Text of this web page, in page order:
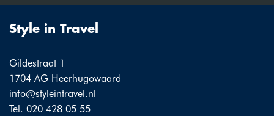
Style in Travel
Gildestraat 1
1704 AG Heerhugowaard
info@styleintravel.nl
Tel. 020 428 05 55